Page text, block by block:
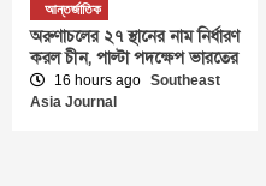
আন্তর্জাতিক
অরুণাচলের ২৭ স্থানের নাম নির্ধারণ
করল চীন, পাল্টা পদক্ষেপ ভারতের
16 hours ago Southeast
Asia Journal